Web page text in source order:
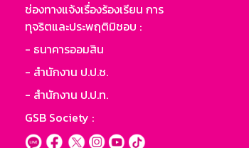
ช่องทางแจ้งเรื่องร้องเรียน การ
ทุจริตและประพฤติมิชอบ :
- ธนาคารออมสิน
- สำนักงาน ป.ป.ช.
- สำนักงาน ป.ป.ท.
GSB Society :